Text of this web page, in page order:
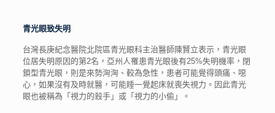
青光眼致失明
台灣長庚紀念醫院北院區青光眼科主治醫師陳賢立表示，青光眼
位居失明原因的第2名，亞州人罹患青光眼後有25%失明機率，閉
鎖型青光眼，則是來勢洶洶、較為急性，患者可能覺得頭痛、噁
心，如果沒有及時就醫，可能睡一覺起床就喪失視力。因此青光
眼也被稱為「視力的殺手」或「視力的小偷」。